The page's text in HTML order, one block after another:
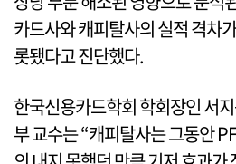
카드사와 캐피탈사의 실적 격차
롯됐다고 진단했다.
한국신용카드학회 학회장인 서
부 교수는 “캐피탈사는 그동안